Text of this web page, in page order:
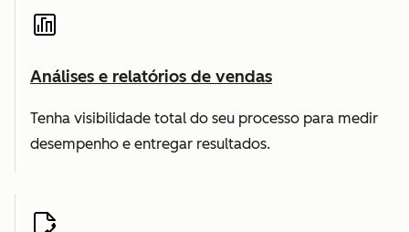
Análises e relatórios de vendas
Tenha visibilidade total do seu processo para medir
desempenho e entregar resultados.